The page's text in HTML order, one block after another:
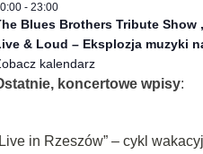
- 23:00
Blues Brothers Tribute Show
& Loud – Eksplozja muzyki
kalendarz
koncertowe wpisy:
in Rzeszów” – cykl